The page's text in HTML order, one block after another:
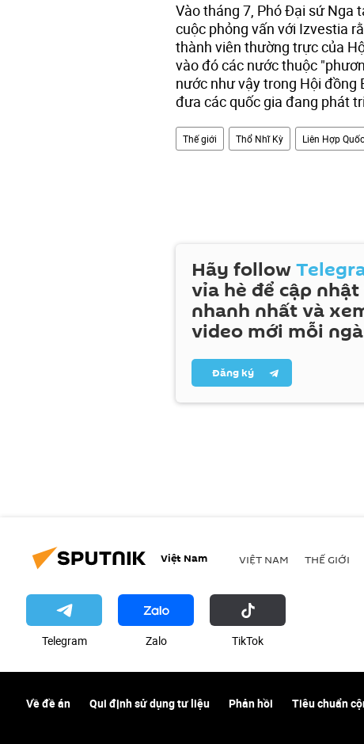
Vào tháng 7, Phó Đại sứ Nga
cuộc phỏng vấn với Izvestia
thành viên thường trực của
vào đó các nước thuộc
nước như vậy trong Hội đồng
đưa các quốc gia đang phát
Thế giới Thổ Nhĩ Kỳ Liên Hợp Quốc
Hãy follow
vỉa hè để cập
nhanh nhất và
video mới mỗi
Đăng ký
Việt Nam VIỆT NAM THẾ GIỚI
Telegram Zalo ТikТоk
Về đề án Qui định sử dụng tư liệu Phản hồi Tiêu chuẩn